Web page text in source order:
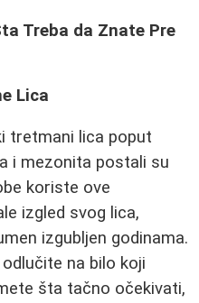
Treba da Znate Pre
Lica
tretmani lica poput
i mezonita postali su
koriste ove
izgled svog lica,
izgubljen godinama.
na bilo koji
šta tačno očekivati,